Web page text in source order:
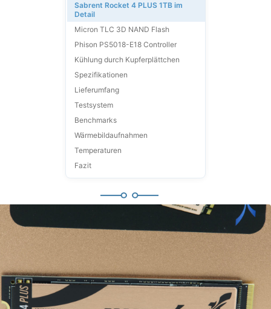
Sabrent Rocket 4 PLUS 1TB im
Detail
Micron TLC 3D NAND Flash
Phison PS5018-E18 Controller
Kühlung durch Kupferplättchen
Spezifikationen
Lieferumfang
Testsystem
Benchmarks
Wärmebildaufnahmen
Temperaturen
Fazit